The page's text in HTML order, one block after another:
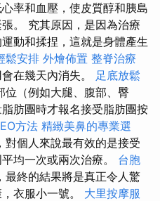
率和血壓，使皮質醇和胰島
。 究其原因，是因為治療
動和揉捏，這就是身體產生
鬆安排 外燴佈置 整脊治療
在幾天內消失。 足底放鬆
位（例如大腿、腹部、臀
肪團時才報名接受脂肪團按
方法 精緻美鼻的專業選
對個人來說最有效的是接受
均一次或兩次治療。 台胞
最終的結果將是真正令人驚
衣服小一號。 大里按摩服